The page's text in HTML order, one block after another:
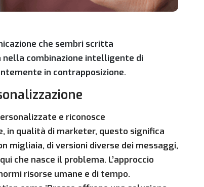
che sembri scritta
nella combinazione intelligente di
in contrapposizione.
e riconosce
in qualità di marketer, questo significa
migliaia, di versioni diverse dei messaggi,
che nasce il problema. L’approccio
risorse umane e di tempo.